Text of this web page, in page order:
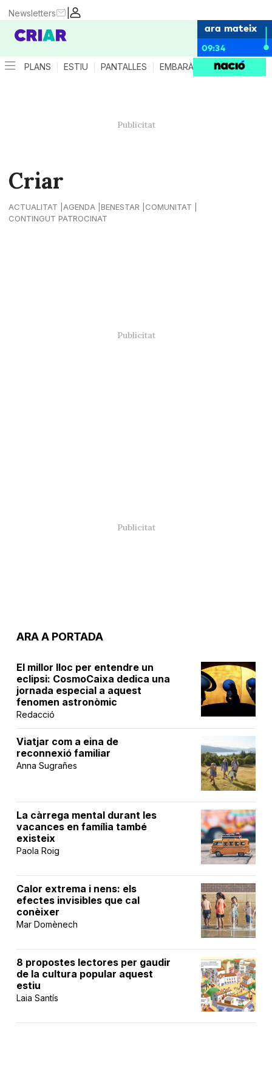
|
Newsletters
ara mateix
09:34
PLANS ESTIU PANTALLES EMBARÀS CRIANÇA
Criar
ACTUALITAT AGENDA BENESTAR
COMUNITAT
CONTINGUT PATROCINAT
ARA A PORTADA
El millor lloc per entendre un
eclipsi: CosmoCaixa dedica una
jornada especial a aquest
fenomen astronòmic
Redacció
Viatjar com a eina de
reconnexió familiar
Anna Sugrañes
La càrrega mental durant les
vacances en família també
existeix
Paola Roig
Calor extrema i nens: els
efectes invisibles que cal
conèixer
Mar Domènech
8 propostes lectores per gaudir
de la cultura popular aquest
estiu
Laia Santís